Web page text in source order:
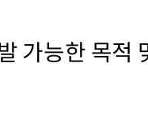
가능한 목적